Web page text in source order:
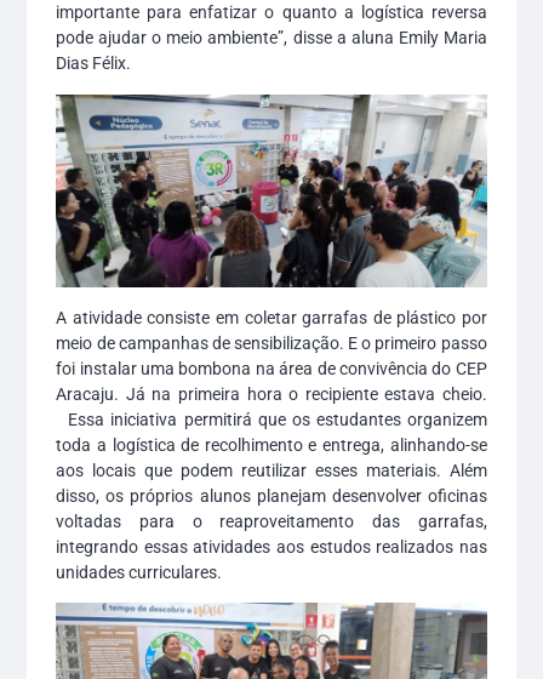
importante para enfatizar o quanto a logística reversa
pode ajudar o meio ambiente”, disse a aluna Emily Maria
Dias Félix.
A atividade consiste em coletar garrafas de plástico por
meio de campanhas de sensibilização. E o primeiro passo
foi instalar uma bombona na área de convivência do CEP
Aracaju. Já na primeira hora o recipiente estava cheio.
Essa iniciativa permitirá que os estudantes organizem
toda a logística de recolhimento e entrega, alinhando-se
aos locais que podem reutilizar esses materiais. Além
disso, os próprios alunos planejam desenvolver oficinas
voltadas para o reaproveitamento das garrafas,
integrando essas atividades aos estudos realizados nas
unidades curriculares.